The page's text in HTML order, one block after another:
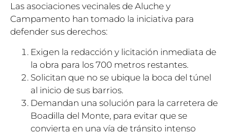
Las asociaciones vecinales de Aluche y
Campamento han tomado la iniciativa para
defender sus derechos:
Exigen la redacción y licitación inmediata de
la obra para los 700 metros restantes.
Solicitan que no se ubique la boca del túnel
al inicio de sus barrios.
Demandan una solución para la carretera de
Boadilla del Monte, para evitar que se
convierta en una vía de tránsito intenso